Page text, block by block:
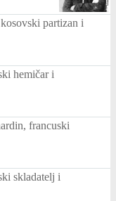
partizan i
hemičar i
francuski
skladatelj i